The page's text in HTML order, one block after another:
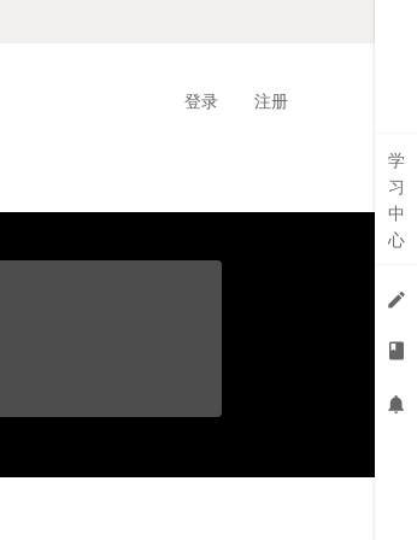
登录 注册
学
习
中
心